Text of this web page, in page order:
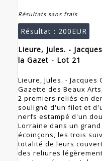
Résultats sans frais
Résultat : 200EUR
Lieure, Jules. -
la Gazet - Lot 21
Lieure, Jules. -
Gazette des Beaux
2 premiers reliés en
souligné d'un filet et
nerfs estampé d'un
Lorraine dans un
écoinçons, les trois
totalité de leurs
des reliures